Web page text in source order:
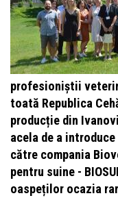
profesioniștii
toată Republica
producție din
acela de a
către compania
pentru suine -
oaspeților ocazia